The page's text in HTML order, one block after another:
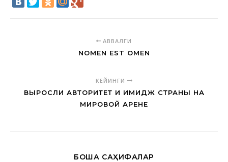
АВВАЛГИ
NOMEN EST OMEN
КЕЙИНГИ
ВЫРОСЛИ АВТОРИТЕТ И ИМИДЖ СТРАНЫ НА
МИРОВОЙ АРЕНЕ
БОШҚА САҲИФАЛАР